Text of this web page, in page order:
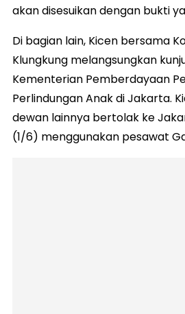
akan disesuikan dengan bukti
Di bagian lain, Kicen bersama
Klungkung melangsungkan
Kementerian Pemberdayaan
Perlindungan Anak di Jakarta.
dewan lainnya bertolak ke
(1/6) menggunakan pesawat